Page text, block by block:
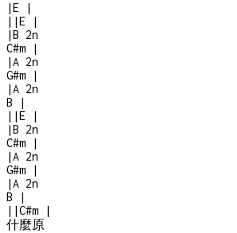
|E
|
| |E
|
|B 2n
C#m
|
|A 2n
G#m
|
|A 2n
B
|
| |E
|
|B 2n
C#m
|
|A 2n
G#m
|
|A 2n
B
|
| |C#m
|
什麼原